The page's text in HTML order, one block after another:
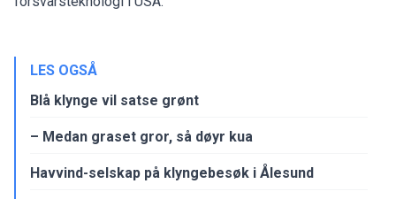
LES OGSÅ
Blå klynge vil satse grønt
– Medan graset gror, så døyr kua
Havvind-selskap på klyngebesøk i Ålesund